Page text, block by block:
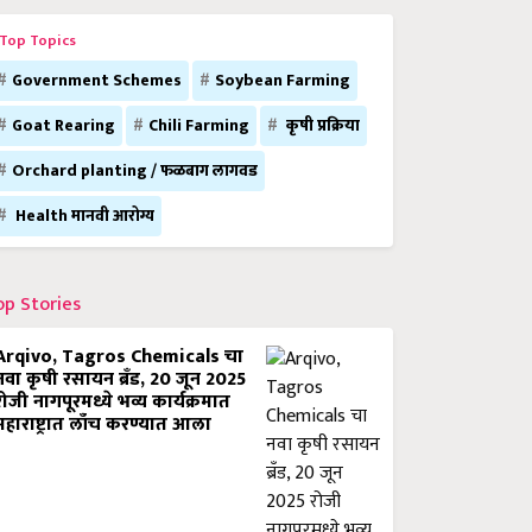
Topics
Government Schemes
Soybean Farming
Goat Rearing
Chili Farming
कृषी प्रक्रिया
Orchard planting / फळबाग लागवड
Health मानवी आरोग्य
Stories
Tagros Chemicals चा
कृषी रसायन ब्रँड, 20 जून 2025
नागपूरमध्ये भव्य कार्यक्रमात
लाँच करण्यात आला